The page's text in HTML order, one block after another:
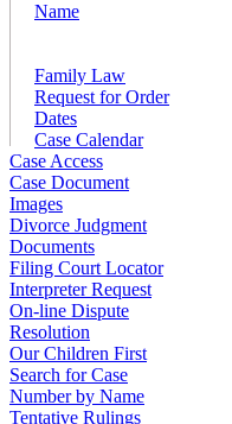
Name
Family Law
Request for Order
Dates
Case Calendar
Case Access
Case Document
Images
Divorce Judgment
Documents
Filing Court Locator
Interpreter Request
On-line Dispute
Resolution
Our Children First
Search for Case
Number by Name
Tentative Rulings